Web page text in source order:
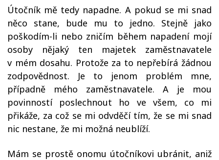
Útočník mě tedy napadne. A pokud se mi snad
něco stane, bude mu to jedno. Stejně jako
poškodím-li nebo zničím během napadení mojí
osoby nějaký ten majetek zaměstnavatele
v mém dosahu. Protože za to nepřebírá žádnou
zodpovědnost. Je to jenom problém mne,
případně mého zaměstnavatele. A je mou
povinností poslechnout ho ve všem, co mi
přikáže, za což se mi odvděčí tím, že se mi snad
nic nestane, že mi možná neublíží.
Mám se prostě onomu útočníkovi ubránit, aniž